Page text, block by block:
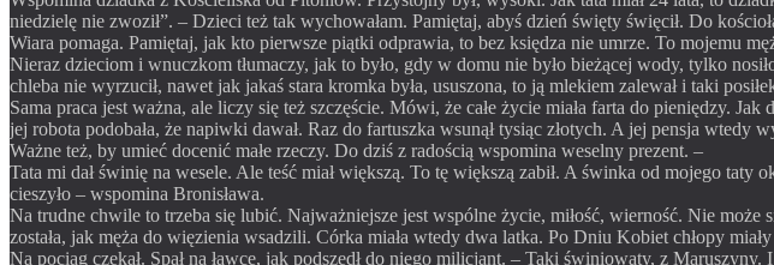
niedzielę nie zwoził”. – Dzieci też tak wychowałam. Pamiętaj, abyś dzień święty święcił. Do
Wiara pomaga. Pamiętaj, jak kto pierwsze piątki odprawia, to bez księdza nie umrze. To mojemu
Nieraz dzieciom i wnuczkom tłumaczy, jak to było, gdy w domu nie było bieżącej wody, tylko
chleba nie wyrzucił, nawet jak jakaś stara kromka była, ususzona, to ją mlekiem zalewał i taki
Sama praca jest ważna, ale liczy się też szczęście. Mówi, że całe życie miała farta do pieniędzy.
jej robota podobała, że napiwki dawał. Raz do fartuszka wsunął tysiąc złotych. A jej pensja wtedy
Ważne też, by umieć docenić małe rzeczy. Do dziś z radością wspomina weselny prezent. –
Tata mi dał świnię na wesele. Ale teść miał większą. To tę większą zabił. A świnka od mojego
cieszyło – wspomina Bronisława.
Na trudne chwile to trzeba się lubić. Najważniejsze jest wspólne życie, miłość, wierność. Nie
została, jak męża do więzienia wsadzili. Córka miała wtedy dwa latka. Po Dniu Kobiet chłopy
Na pociąg czekał. Spał na ławce, jak podszedł do niego milicjant. – Taki świniowaty, z